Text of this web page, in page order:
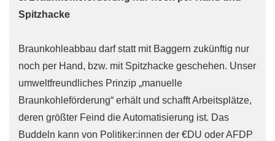
Spitzhacke
Braunkohleabbau darf statt mit Baggern zukünftig nur
noch per Hand, bzw. mit Spitzhacke geschehen. Unser
umweltfreundliches Prinzip „manuelle
Braunkohleförderung“ erhält und schafft Arbeitsplätze,
deren größter Feind die Automatisierung ist. Das
Buddeln kann von Politiker:innen der €DU oder AFDP